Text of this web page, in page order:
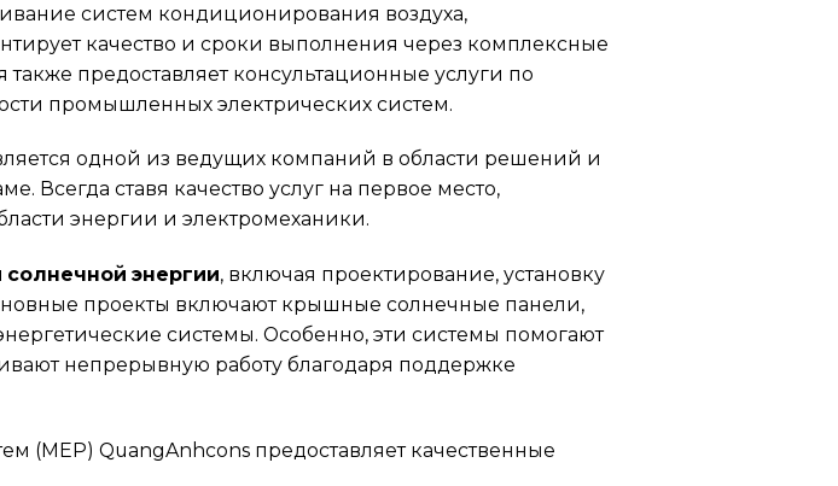
систем кондиционирования воздуха,
качество и сроки выполнения через комплексные
предоставляет консультационные услуги по
промышленных электрических систем.
одной из ведущих компаний в области решений и
Всегда ставя качество услуг на первое место,
энергии и электромеханики.
энергии, включая проектирование, установку
проекты включают крышные солнечные панели,
системы. Особенно, эти системы помогают
непрерывную работу благодаря поддержке
(MEP) QuangAnhcons предоставляет качественные